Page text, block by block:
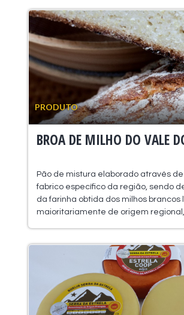
PRODUTO
BROA DE MILHO DO VALE
Pão de mistura elaborado através
fabrico específico da região, sendo
da farinha obtida dos milhos brancos
maioritariamente de origem regional,